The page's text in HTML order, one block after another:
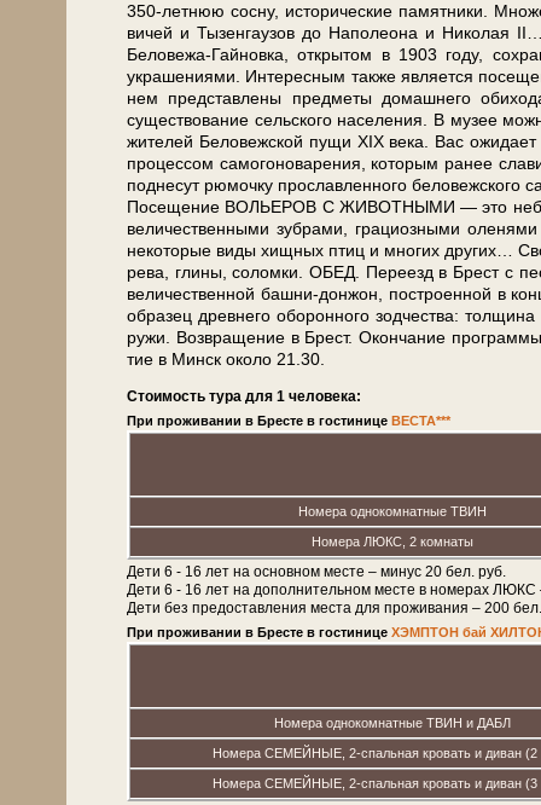
350-летнюю сосну, ис­то­ри­че­ские па­мят­ни­ки.
ви­чей и Ты­зен­гау­зов до На­по­лео­на и Ни­ко­лая
Беловежа-Гайновка, открытом в 1903 го­ду,
украшениями. Интересным так­же яв­ля­ет­ся
нем пред­став­ле­ны пред­ме­ты до­маш­не­го
существование сельского на­се­ле­ния. В музее
жи­те­лей Бе­ло­веж­ской пу­щи XIX ве­ка. Вас
процессом самогоноварения, ко­то­рым ранее
поднесут рюмочку прославленного беловежского
По­се­ще­ние ВОЛЬЕРОВ С ЖИВОТНЫМИ — это
величественными зубрами, грациозными
некоторые ви­ды хищных птиц и мно­гих дру­гих…
ре­ва, гли­ны, со­лом­ки. ОБЕД. Пе­ре­езд в Брест с
ве­ли­че­ствен­ной башни-донжон, по­стро­ен­ной в
об­ра­зец древ­не­го обо­рон­но­го зод­че­ства:
ру­жи. Воз­вра­ще­ние в Брест. Окон­ча­ние
тие в Минск око­ло 21.30.
Стоимость тура для 1 человека:
При проживании в Бресте в гостинице ВЕСТА***
Номера однокомнатные ТВИН
Номера ЛЮКС, 2 комнаты
Дети 6 - 16 лет на основном месте – минус 20 бел. руб.
Дети 6 - 16 лет на дополнительном месте в номерах ЛЮКС
Дети без предоставления места для проживания – 200
При проживании в Бресте в гостинице ХЭМПТОН бай
Номера однокомнатные TВИН и ДАБЛ
Номера СЕМЕЙНЫЕ, 2-спальная кровать и диван (2
Номера СЕМЕЙНЫЕ, 2-спальная кровать и диван (3